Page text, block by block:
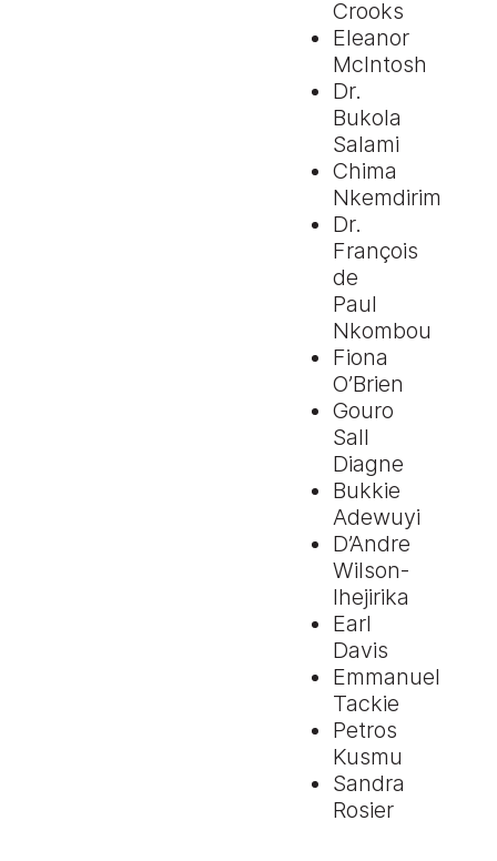
Crooks
Eleanor
McIntosh
Dr.
Bukola
Salami
Chima
Nkemdirim
Dr.
François
de
Paul
Nkombou
Fiona
O’Brien
Gouro
Sall
Diagne
Bukkie
Adewuyi
D’Andre
Wilson-
Ihejirika
Earl
Davis
Emmanuel
Tackie
Petros
Kusmu
Sandra
Rosier